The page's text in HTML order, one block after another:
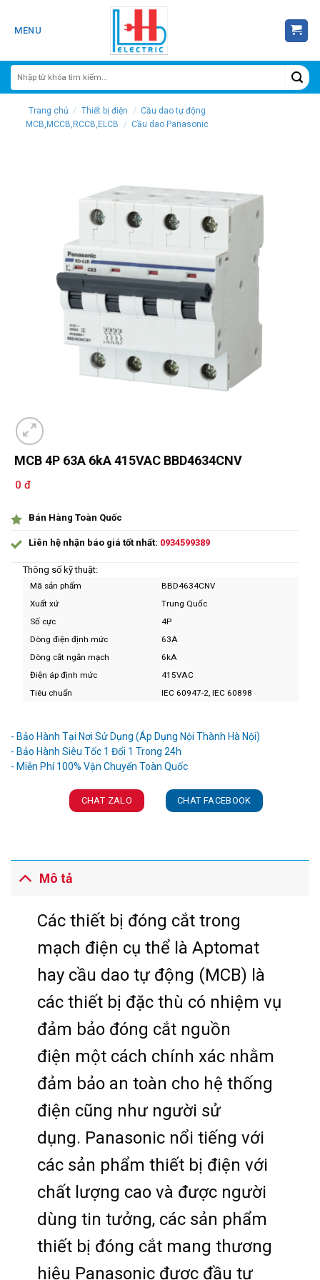
MENU
Trang chủ / Thiết bị điện / Cầu dao tự động
MCB,MCCB,RCCB,ELCB / Cầu dao Panasonic
MCB 4P 63A 6kA 415VAC BBD4634CNV
0 đ
Bán Hàng Toàn Quốc
Liên hệ nhận báo giá tốt nhất: 0934599389
Thông số kỹ thuật:
Mã sản phẩm
BBD4634CNV
Xuất xứ
Trung Quốc
Số cực
4P
Dòng điện định mức
63A
Dòng cắt ngắn mạch
6kA
Điện áp định mức
415VAC
Tiêu chuẩn
IEC 60947-2, IEC 60898
- Bảo Hành Tại Nơi Sử Dụng (Áp Dụng Nội Thành Hà Nội)
- Bảo Hành Siêu Tốc 1 Đổi 1 Trong 24h
CHAT ZALO CHAT FACEBOOK
Mô tả
Các thiết bị đóng cắt trong
mạch điện cụ thể là Aptomat
hay cầu dao tự động (MCB) là
các thiết bị đặc thù có nhiệm vụ
đảm bảo đóng cắt nguồn
điện một cách chính xác nhằm
đảm bảo an toàn cho hệ thống
điện cũng như người sử
dụng. Panasonic nổi tiếng với
các sản phẩm thiết bị điện với
chất lượng cao và được người
dùng tin tưởng, các sản phẩm
thiết bị đóng cắt mang thương
hiệu Panasonic được đầu tư